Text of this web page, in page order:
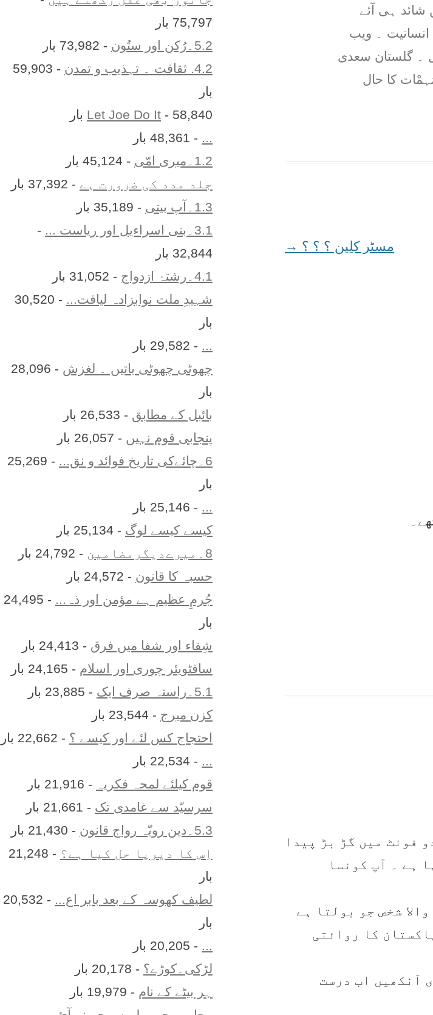
شائد ہی آئے
۔ ویب
۔ گلستان سعدی
کا حال
مسٹر کلِين ؟ ؟ ؟ →
فونٹ ميں گڑ بڑ پيدا
ہے ۔ آپ کونسا
شخص جو بولتا ہے
کا روائتی
آنکھيں اب درست
75,797 بار
5.2۔رُکن اور ستُون
- 73,982 بار
4.2. ثقافت ۔ تہذیب و تمدن
- 59,903
بار
Let Joe Do It - 58,840 بار
- 48,361 بار
1.2۔میری امّی
- 45,124 بار
جلد مدد کی ضرورت ہے - 37,392 بار
1.3۔آپ بیتی
- 35,189 بار
3.1۔بنی اسراءیل اور ریاست ...
-
32,844 بار
4.1۔رشتۂ ازدواج
- 31,052 بار
شہیدِ ملت نوابزادہ لیاقت...
- 30,520
بار
- 29,582 بار
چھوٹی چھوٹی باتیں ۔ لغزش
- 28,096
بار
بائبل کے مطابق - 26,533 بار
پنجابی قوم نہیں - 26,057 بار
6۔چائےکی تاریخ فوائد و نق...
- 25,269
بار
- 25,146 بار
کیسے کیسے لوگ - 25,134 بار
8۔میرےدیگرمضامین
- 24,792 بار
حسبہ کا قانون - 24,572 بار
جُرمِ عظیم ہے مؤمن اور ذہ...
- 24,495
بار
شِفاء اور شفا میں فرق - 24,413 بار
سافٹویئر چوری اور اسلام - 24,165 بار
5.1۔راستہ صرف ایک
- 23,885 بار
کزن ميرج - 23,544 بار
احتجاج کس لئے اور کیسے ؟ - 22,662 بار
- 22,534 بار
قوم کیلئے لمحہ فکریہ
- 21,916 بار
سرسیّد سے غامدی تک - 21,661 بار
5.3۔دین رویّہ رواج قانون
- 21,430 بار
اِس کا ديرپا حل کيا ہے؟
- 21,248
بار
لطیف کھوسہ کے بعد بابر اع...
- 20,532
بار
- 20,205 بار
لڑکی۔کوڑے؟ - 20,178 بار
ہر بيٹے کے نام - 19,979 بار